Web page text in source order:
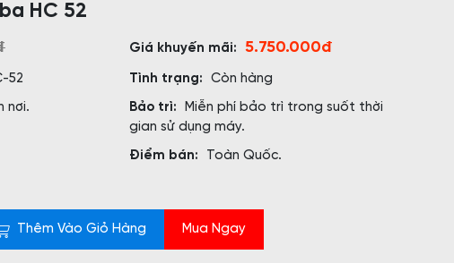
HC 52
Giá khuyến mãi: 5.750.000đ
52 Tình trạng:
Còn hàng
nơi. Bảo trì:
Miễn phí bảo trì trong suốt thời
gian sử dụng máy.
Điểm bán: Toàn Quốc.
Thêm Vào Giỏ Hàng Mua Ngay